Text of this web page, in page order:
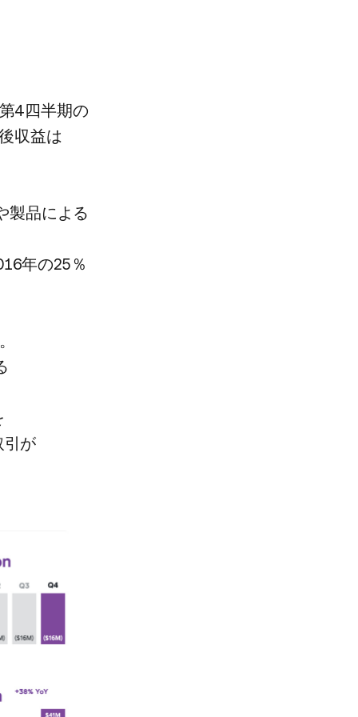
4四半期の​
収益は​
製品に​よる​
年の​25％
引が​